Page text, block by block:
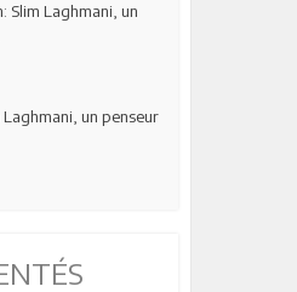
Slim Laghmani, un
un penseur